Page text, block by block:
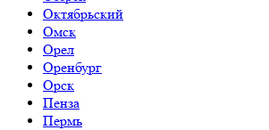
Октябрьский
Омск
Орел
Оренбург
Орск
Пенза
Пермь